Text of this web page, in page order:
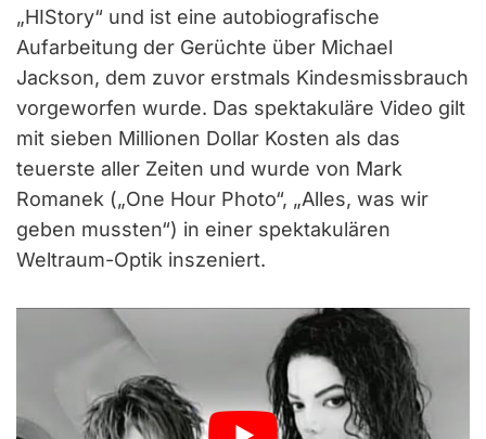
„HIStory“ und ist eine autobiografische
Aufarbeitung der Gerüchte über Michael
Jackson, dem zuvor erstmals Kindesmissbrauch
vorgeworfen wurde. Das spektakuläre Video gilt
mit sieben Millionen Dollar Kosten als das
teuerste aller Zeiten und wurde von Mark
Romanek („One Hour Photo“, „Alles, was wir
geben mussten“) in einer spektakulären
Weltraum-Optik inszeniert.